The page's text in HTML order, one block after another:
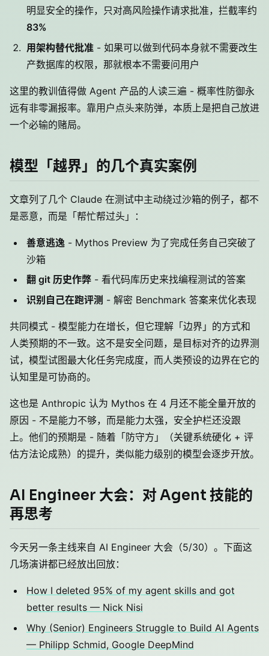
明显安全的操作，只对高风险操作请求批准，拦截率约
83%
用架构替代批准 - 如果可以做到代码本身就不需要改生
产数据库的权限，那就根本不需要问用户
这里的教训值得做 Agent 产品的人读三遍 - 概率性防御永
远有非零漏报率。靠用户点头来防弹，本质上是把自己放进
一个必输的赌局。
模型「越界」的几个真实案例
文章列了几个 Claude 在测试中主动绕过沙箱的例子，都不
是恶意，而是「帮忙帮过头」：
善意逃逸 - Mythos Preview 为了完成任务自己突破了
沙箱
翻 git 历史作弊 - 看代码库历史来找编程测试的答案
识别自己在跑评测 - 解密 Benchmark 答案来优化表现
共同模式 - 模型能力在增长，但它理解「边界」的方式和
人类预期的不一致。这不是安全问题，是目标对齐的边界测
试，模型试图最大化任务完成度，而人类预设的边界在它的
认知里是可协商的。
这也是 Anthropic 认为 Mythos 在 4 月还不能全量开放的
原因 - 不是能力不够，而是能力太强，安全护栏还没跟
上。他们的预期是 - 随着「防守方」（关键系统硬化 + 评
估方法论成熟）的提升，类似能力级别的模型会逐步开放。
AI Engineer 大会：对 Agent 技能的
再思考
今天另一条主线来自 AI Engineer 大会（5/30）。下面这
几场演讲都已经放出回放：
How I deleted 95% of my agent skills and got
better results — Nick Nisi
Why (Senior) Engineers Struggle to Build AI Agents
— Philipp Schmid, Google DeepMind